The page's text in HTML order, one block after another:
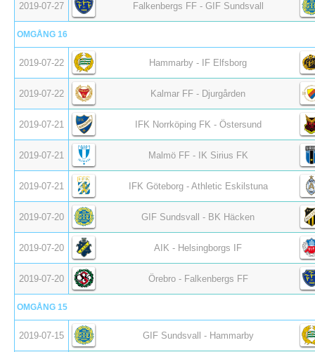
2019-07-27 Falkenbergs FF - GIF Sundsvall
OMGÅNG 16
2019-07-22 Hammarby - IF Elfsborg
2019-07-22 Kalmar FF - Djurgården
2019-07-21 IFK Norrköping FK - Östersund
2019-07-21 Malmö FF - IK Sirius FK
2019-07-21 IFK Göteborg - Athletic Eskilstuna
2019-07-20 GIF Sundsvall - BK Häcken
2019-07-20 AIK - Helsingborgs IF
2019-07-20 Örebro - Falkenbergs FF
OMGÅNG 15
2019-07-15 GIF Sundsvall - Hammarby